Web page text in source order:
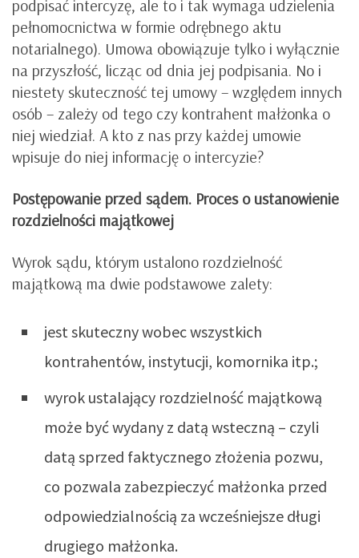
podpisać intercyzę, ale to i tak wymaga udzielenia
pełnomocnictwa w formie odrębnego aktu
notarialnego). Umowa obowiązuje tylko i wyłącznie
na przyszłość, licząc od dnia jej podpisania. No i
niestety skuteczność tej umowy – względem innych
osób – zależy od tego czy kontrahent małżonka o
niej wiedział. A kto z nas przy każdej umowie
wpisuje do niej informację o intercyzie?
Postępowanie przed sądem. Proces o ustanowienie
rozdzielności majątkowej
Wyrok sądu, którym ustalono rozdzielność
majątkową ma dwie podstawowe zalety:
jest skuteczny wobec wszystkich
kontrahentów, instytucji, komornika itp.;
wyrok ustalający rozdzielność majątkową
może być wydany z datą wsteczną – czyli
datą sprzed faktycznego złożenia pozwu,
co pozwala zabezpieczyć małżonka przed
odpowiedzialnością za wcześniejsze długi
drugiego małżonka.